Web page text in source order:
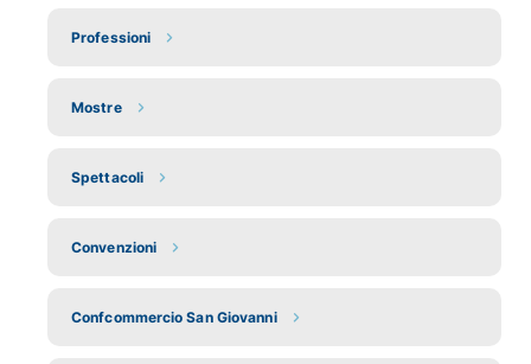
Professioni
Mostre
Spettacoli
Convenzioni
Confcommercio San Giovanni